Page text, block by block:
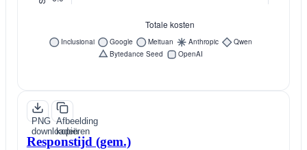
PNG
downloaden
Afbeelding
kopiëren
Responstijd (gem.)